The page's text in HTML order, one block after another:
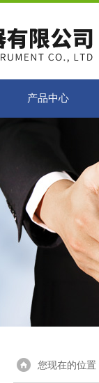
产品中心
您现在的位置